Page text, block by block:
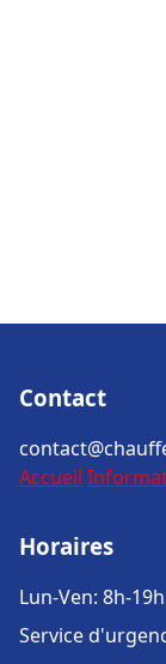
Contact
Accueil
Horaires
Lun-Ven: 8h-19h
Service